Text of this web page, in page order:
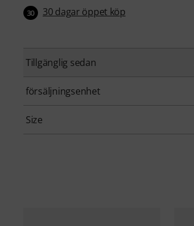
30 30 dagar öppet köp
Tillgänglig sedan
försäljningsenhet
Size